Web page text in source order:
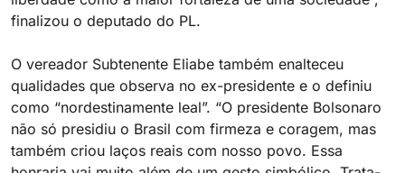
finalizou o deputado do PL.
O vereador Subtenente Eliabe também enalteceu
qualidades que observa no ex-presidente e o definiu
como “nordestinamente leal”. “O presidente Bolsonaro
não só presidiu o Brasil com firmeza e coragem, mas
também criou laços reais com nosso povo. Essa